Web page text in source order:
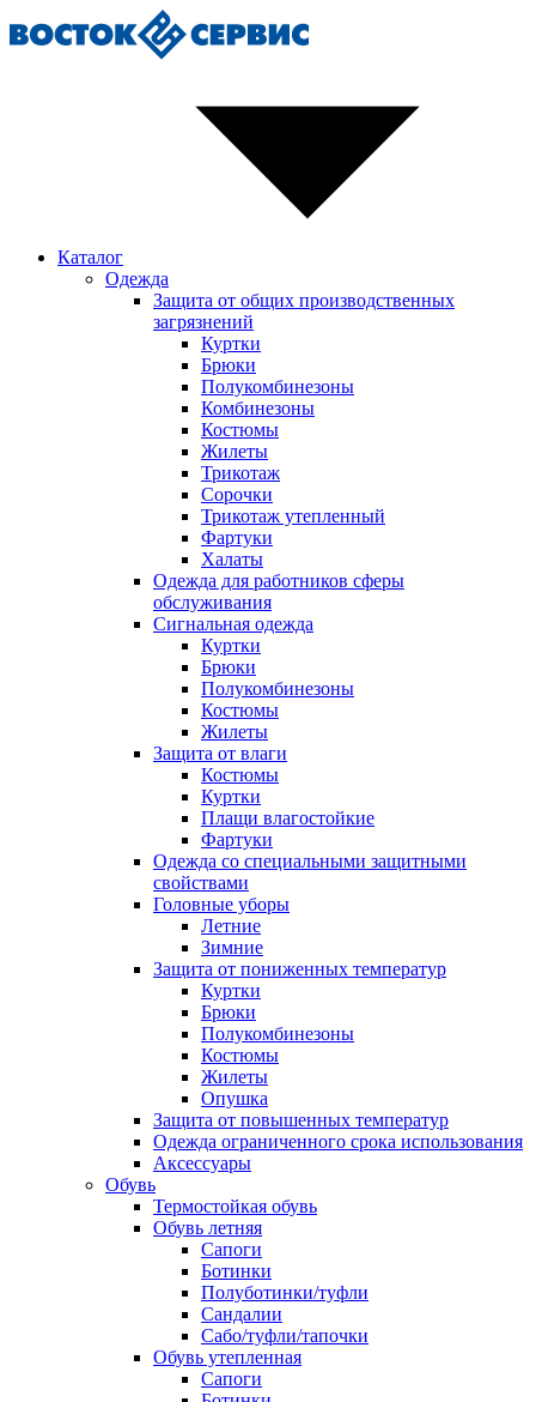
Каталог
Одежда
Защита от общих производственных
загрязнений
Куртки
Брюки
Полукомбинезоны
Комбинезоны
Костюмы
Жилеты
Трикотаж
Сорочки
Трикотаж утепленный
Фартуки
Халаты
Одежда для работников сферы
обслуживания
Сигнальная одежда
Куртки
Брюки
Полукомбинезоны
Костюмы
Жилеты
Защита от влаги
Костюмы
Куртки
Плащи влагостойкие
Фартуки
Одежда со специальными защитными
свойствами
Головные уборы
Летние
Зимние
Защита от пониженных температур
Куртки
Брюки
Полукомбинезоны
Костюмы
Жилеты
Опушка
Защита от повышенных температур
Одежда ограниченного срока использования
Аксессуары
Обувь
Термостойкая обувь
Обувь летняя
Сапоги
Ботинки
Полуботинки/туфли
Сандалии
Сабо/туфли/тапочки
Обувь утепленная
Сапоги